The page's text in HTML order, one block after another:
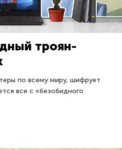
троян-
по всему миру, шифрует
все с «безобидного